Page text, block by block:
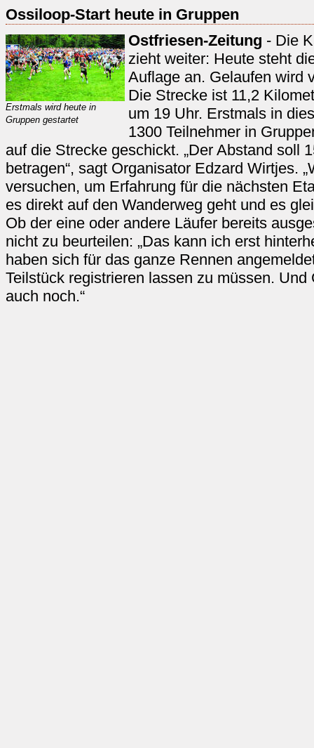
Ossiloop-Start heute in Gruppen
Erstmals wird heute in
Gruppen gestartet
Ostfriesen-Zeitung - Die
zieht weiter: Heute steht
Auflage an. Gelaufen wird
Die Strecke ist 11,2
um 19 Uhr. Erstmals in
1300 Teilnehmer in
auf die Strecke geschickt. „Der Abstand soll
betragen“, sagt Organisator Edzard Wirtjes.
versuchen, um Erfahrung für die nächsten
es direkt auf den Wanderweg geht und es
Ob der eine oder andere Läufer bereits
nicht zu beurteilen: „Das kann ich erst
haben sich für das ganze Rennen
Teilstück registrieren lassen zu müssen.
auch noch.“